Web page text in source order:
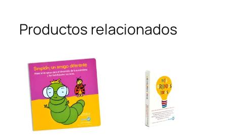
Productos relacionados